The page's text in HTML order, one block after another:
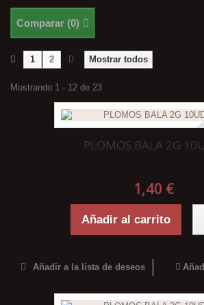
Comparar (0)
Mostrar todos
1 2
Mostrando 1 - 12 de 23
PLOMOS BALA 2G
1,40 €
Añadir al carrito
Añadir a la lista de deseos